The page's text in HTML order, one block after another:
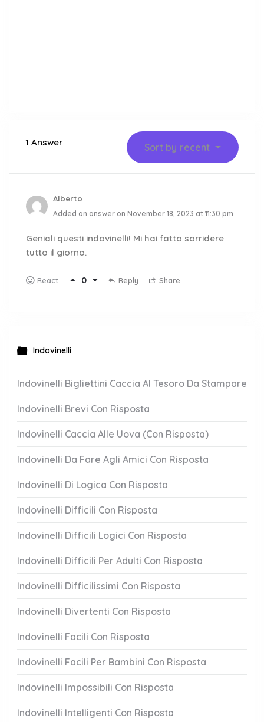
1 Answer Sort by recent
Alberto
Added an answer on November 18, 2023 at 11:30 pm
Geniali questi indovinelli! Mi hai fatto sorridere
tutto il giorno.
React 0 Reply Share
Indovinelli
Indovinelli Bigliettini Caccia Al Tesoro Da Stampare
Indovinelli Brevi Con Risposta
Indovinelli Caccia Alle Uova (Con Risposta)
Indovinelli Da Fare Agli Amici Con Risposta
Indovinelli Di Logica Con Risposta
Indovinelli Difficili Con Risposta
Indovinelli Difficili Logici Con Risposta
Indovinelli Difficili Per Adulti Con Risposta
Indovinelli Difficilissimi Con Risposta
Indovinelli Divertenti Con Risposta
Indovinelli Facili Con Risposta
Indovinelli Facili Per Bambini Con Risposta
Indovinelli Impossibili Con Risposta
Indovinelli Intelligenti Con Risposta